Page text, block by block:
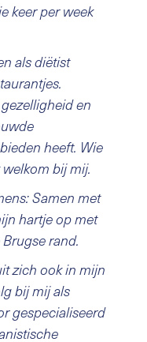
keer per week
als diëtist
en
heeft. Wie
bij mij.
Samen met
hartje op met
rand.
zich ook in mijn
bij mij als
gespecialiseerd